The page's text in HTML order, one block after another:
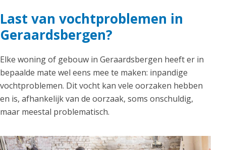
Last van vochtproblemen in
Geraardsbergen?
Elke woning of gebouw in Geraardsbergen heeft er in
bepaalde mate wel eens mee te maken: inpandige
vochtproblemen. Dit vocht kan vele oorzaken hebben
en is, afhankelijk van de oorzaak, soms onschuldig,
maar meestal problematisch.